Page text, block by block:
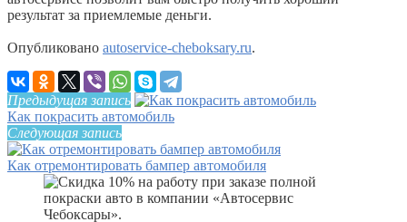
результат за приемлемые деньги.
Опубликовано autoservice-cheboksary.ru.
Предыдущая запись
Как покрасить автомобиль
Следующая запись
Как отремонтировать бампер автомобиля